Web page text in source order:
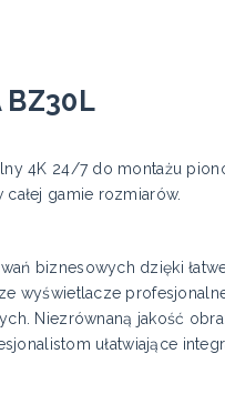
BZ30L
4K 24/7 do montażu
gamie rozmiarów.
biznesowych dzięki
wyświetlacze
Niezrównaną jakość
ułatwiające